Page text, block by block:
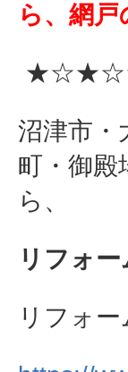
ら、網
沼津市・
町・御殿
ら、
リフォ
リフォ